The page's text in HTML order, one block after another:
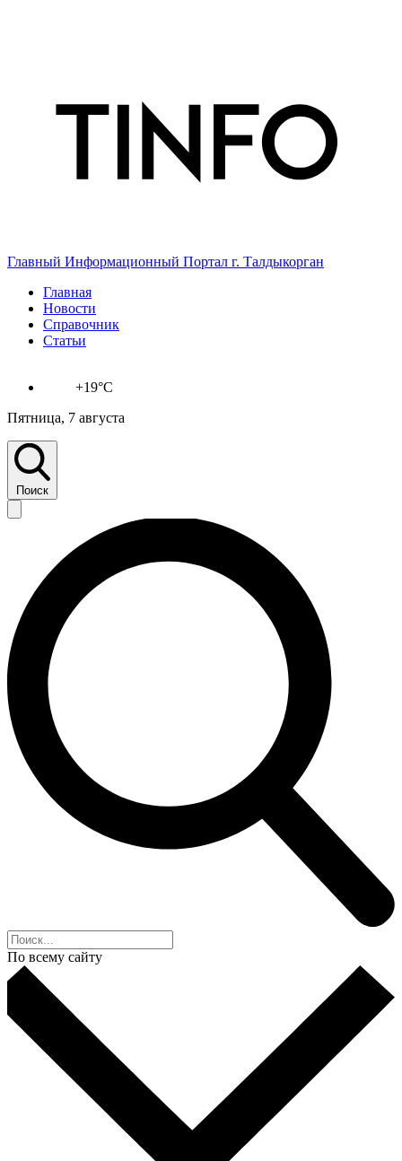
Главный Информационный Портал г. Талдыкорган
Главная
Новости
Справочник
Статьи
+19°C
Пятница, 7 августа
Поиск
По всему сайту